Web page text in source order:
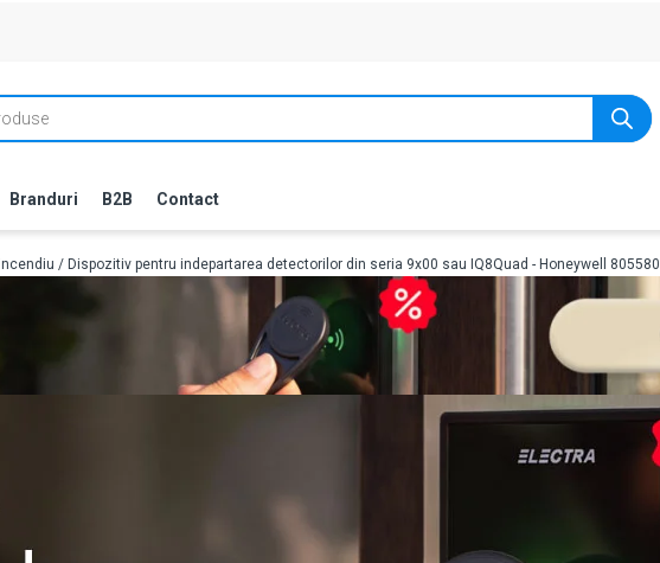
Branduri B2B Contact
/ Dispozitiv pentru indepartarea detectorilor din seria 9x00 sau IQ8Quad - Honeywell 805580